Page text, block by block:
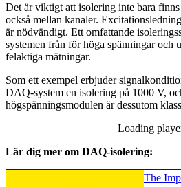
Det är viktigt att isolering inte bara
också mellan kanaler.
är nödvändigt. Ett omfattande
systemen från för höga spänningar och
felaktiga mätningar.
Som ett exempel erbjuder
DAQ-system en isolering på 1000 V,
högspänningsmodulen är dessutom
Loading
Lär dig mer om DAQ-isolering:
The